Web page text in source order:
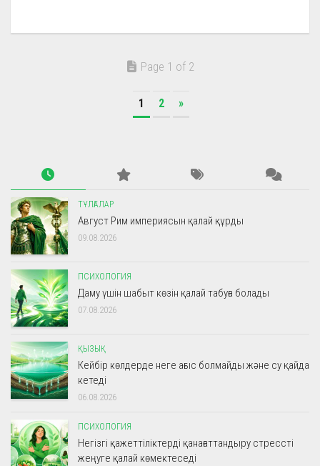
Page 1 of 2
1 2 »
ТҰЛҒАЛАР
Август Рим империясын қалай құрды
09.08.2026
ПСИХОЛОГИЯ
Даму үшін шабыт көзін қалай табуға болады
07.08.2026
ҚЫЗЫҚ
Кейбір көлдерде неге ағыс болмайды және су қайда
кетеді
06.08.2026
ПСИХОЛОГИЯ
Негізгі қажеттіліктерді қанағаттандыру стрессті
жеңуге қалай көмектеседі